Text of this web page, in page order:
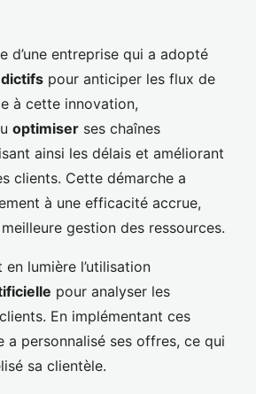
d’une entreprise qui a adopté
pour anticiper les flux de
à cette innovation,
optimiser ses chaînes
ainsi les délais et améliorant
clients. Cette démarche a
à une efficacité accrue,
gestion des ressources.
lumière l’utilisation
pour analyser les
En implémentant ces
a personnalisé ses offres, ce qui
sa clientèle.